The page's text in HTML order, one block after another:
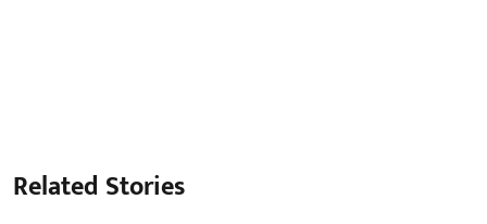
Related Stories